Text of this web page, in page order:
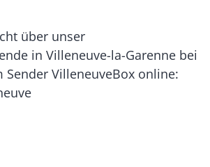
über unser
in Villeneuve-la-Garenne bei
Sender VilleneuveBox online: